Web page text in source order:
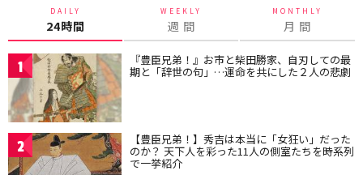
DAILY
24時間
WEEKLY
週 間
MONTHLY
月 間
1 『豊臣兄弟！』お市と柴田勝家、自刃しての最
期と「辞世の句」…運命を共にした２人の悲劇
2 【豊臣兄弟！】秀吉は本当に「女狂い」だった
のか？ 天下人を彩った11人の側室たちを時系列
で一挙紹介